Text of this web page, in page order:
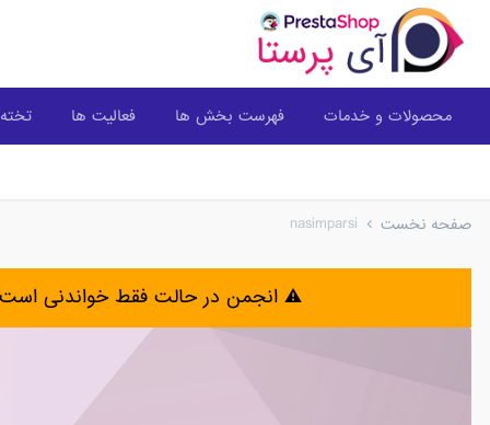
محصولات و خدمات فهرست بخش ها فعالیت ها
صفحه نخست nasimparsi
⚠️ انجمن در حالت فقط خواندنی